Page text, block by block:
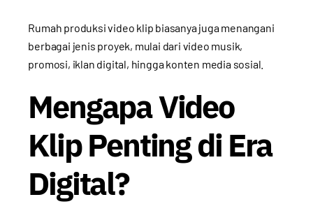
Rumah produksi video klip biasanya juga menangani
berbagai jenis proyek, mulai dari video musik,
promosi, iklan digital, hingga konten media sosial.
Mengapa Video
Klip Penting di Era
Digital?